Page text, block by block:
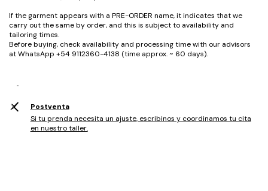
If the garment appears with a PRE-ORDER name, it indicates that we
carry out the same by order, and this is subject to availability and
tailoring times.
Before buying, check availability and processing time with our advisors
at WhatsApp +54 9112360-4138 (time approx. ~ 60 days).
Postventa
Si tu prenda necesita un ajuste, escribinos y coordinamos tu cita
en nuestro taller.